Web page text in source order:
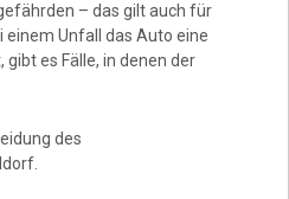
– das gilt auch für
einem Unfall das Auto eine
es Fälle, in denen der
des